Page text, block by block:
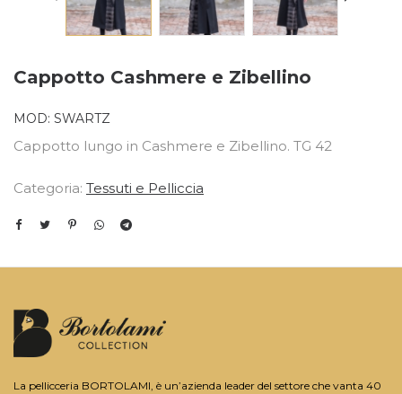
Cappotto Cashmere e Zibellino
MOD: SWARTZ
Cappotto lungo in Cashmere e Zibellino. TG 42
Categoria: Tessuti e Pelliccia
La pellicceria BORTOLAMI, è un’azienda leader del settore che vanta 40